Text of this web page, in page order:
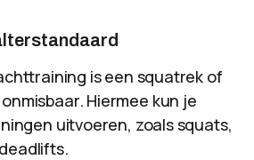
is een squatrek of
Hiermee kun je
uitvoeren, zoals squats,